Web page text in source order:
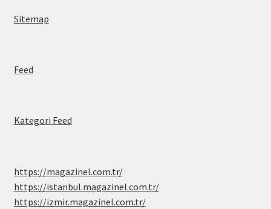
Sitemap
Feed
Kategori Feed
https://magazinel.com.tr/
https://istanbul.magazinel.com.tr/
https://izmir.magazinel.com.tr/